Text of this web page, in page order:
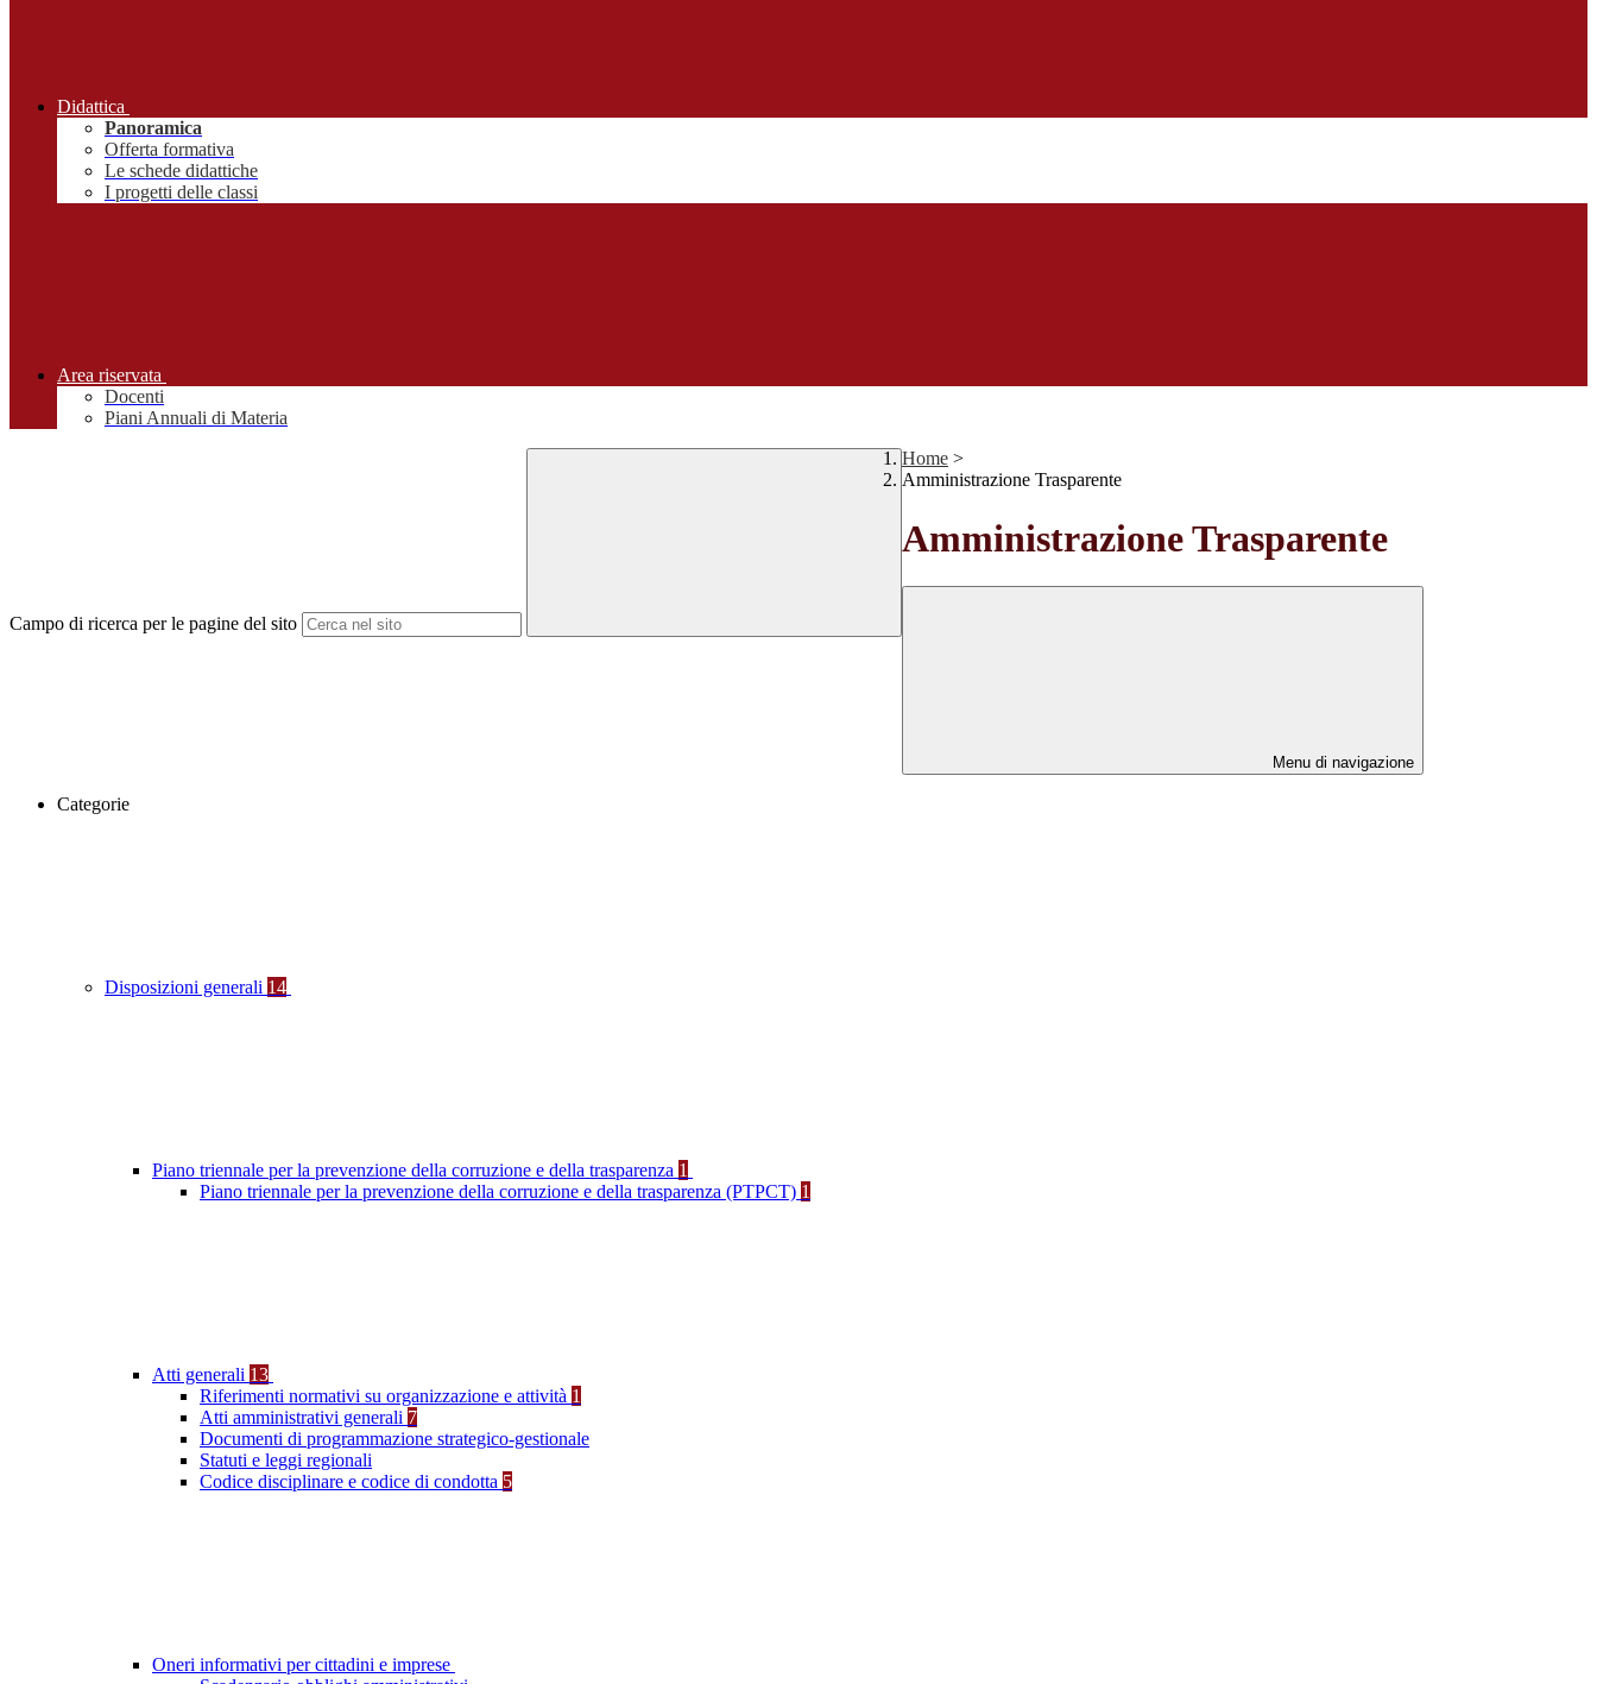
Didattica
Panoramica
Offerta formativa
Le schede didattiche
I progetti delle classi
Area riservata
Docenti
Piani Annuali di Materia
Campo di ricerca per le pagine del sito
Home >
Amministrazione Trasparente
Amministrazione Trasparente
Menu di navigazione
Categorie
Disposizioni generali 14
Piano triennale per la prevenzione della corruzione e della trasparenza 1
Piano triennale per la prevenzione della corruzione e della trasparenza (PTPCT) 1
Atti generali 13
Riferimenti normativi su organizzazione e attività 1
Atti amministrativi generali 7
Documenti di programmazione strategico-gestionale
Statuti e leggi regionali
Codice disciplinare e codice di condotta 5
Oneri informativi per cittadini e imprese